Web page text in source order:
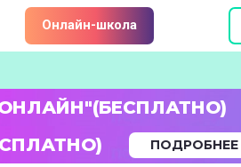
Онлайн-школа
ПОДРОБНЕЕ